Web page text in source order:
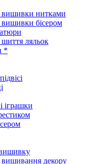
вишивки нитками
бісером
ляльок
*
іграшки
декору